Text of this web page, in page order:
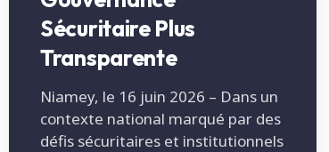
Sécuritaire Plus
Transparente
Niamey, le 16 juin 2026 – Dans un
contexte national marqué par des
défis sécuritaires et institutionnels